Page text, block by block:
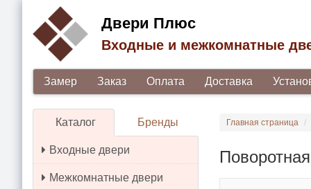
Двери Плюс
Входные и межкомнатные
Замер Заказ Оплата Доставка
Каталог Бренды
Входные двери
Межкомнатные двери
Главная страница